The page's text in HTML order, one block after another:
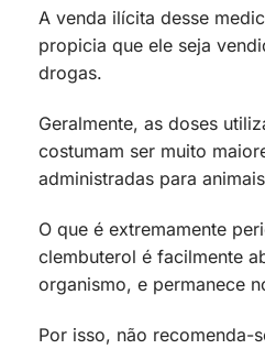
A venda ilícita desse
propicia que ele seja
drogas.
Geralmente, as doses
costumam ser muito
administradas para
O que é extremamente
clembuterol é facilmente
organismo, e permanece
Por isso, não recomenda-